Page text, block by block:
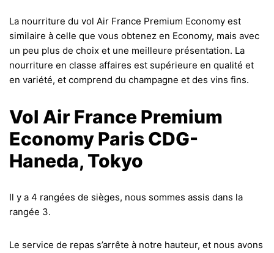
La nourriture du vol Air France Premium Economy est
similaire à celle que vous obtenez en Economy, mais avec
un peu plus de choix et une meilleure présentation. La
nourriture en classe affaires est supérieure en qualité et
en variété, et comprend du champagne et des vins fins.
Vol Air France Premium
Economy Paris CDG-
Haneda, Tokyo
Il y a 4 rangées de sièges, nous sommes assis dans la
rangée 3.
Le service de repas s’arrête à notre hauteur, et nous avons